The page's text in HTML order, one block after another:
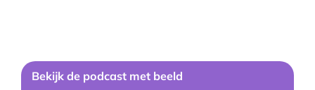
Bekijk de podcast met beeld